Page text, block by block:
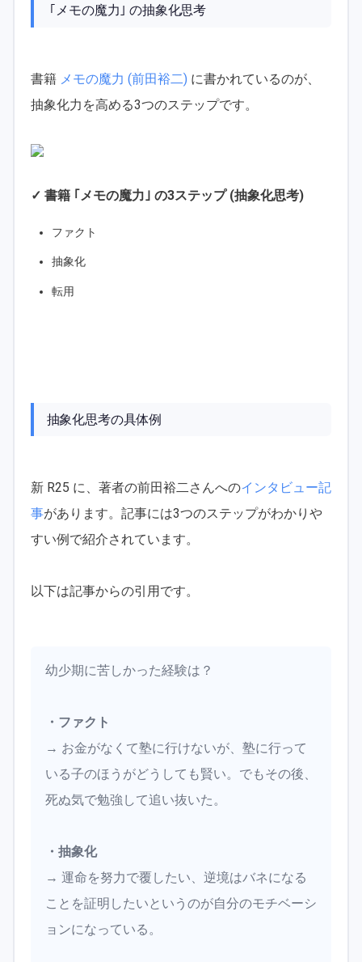
｢メモの魔力｣ の抽象化思考
書籍 メモの魔力 (前田裕二) に書かれているのが、
抽象化力を高める3つのステップです。
✓ 書籍 ｢メモの魔力｣ の3ステップ (抽象化思考)
ファクト
抽象化
転用
抽象化思考の具体例
新 R25 に、著者の前田裕二さんへのインタビュー記
事があります。記事には3つのステップがわかりや
すい例で紹介されています。
以下は記事からの引用です。
幼少期に苦しかった経験は？
・ファクト
→ お金がなくて塾に行けないが、塾に行って
いる子のほうがどうしても賢い。でもその後、
死ぬ気で勉強して追い抜いた。
・抽象化
→ 運命を努力で覆したい、逆境はバネになる
ことを証明したいというのが自分のモチベーシ
ョンになっている。